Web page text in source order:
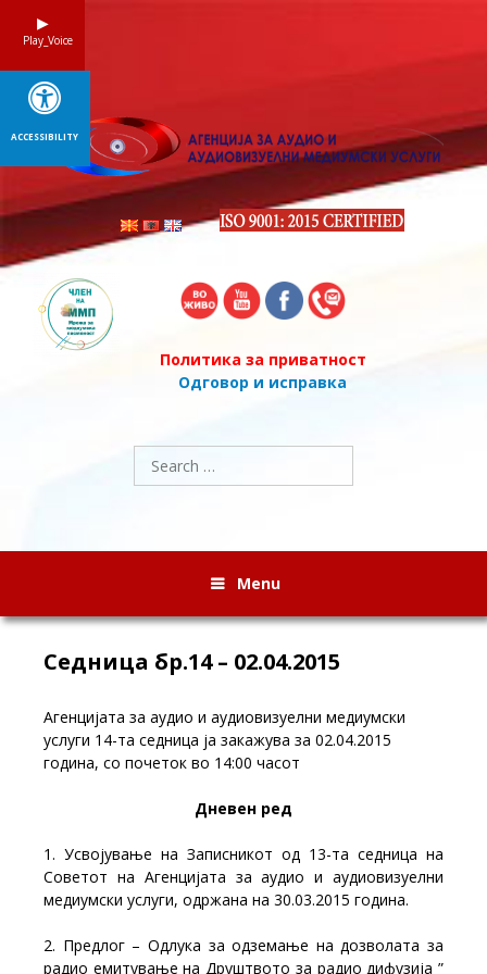
Политика за приватност
Одговор и исправка
Search
for:
Menu
Седница бр.14 – 02.04.2015
Агенцијата за аудио и аудиовизуелни медиумски
услуги 14-та седница ја закажува за 02.04.2015
година, со почеток во 14:00 часот
Дневен ред
1. Усвојување на Записникот од 13-та седница на
Советот на Агенцијата за аудио и аудиовизуелни
медиумски услуги, одржана на 30.03.2015 година.
2. Предлог – Одлука за одземање на дозволата за
радио емитување на Друштвото за радио дифузија ”
Play_Voice
ACCESSIBILITY